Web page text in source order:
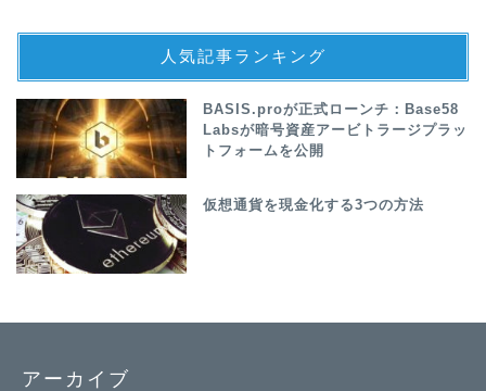
人気記事ランキング
BASIS.proが正式ローンチ：Base58
Labsが暗号資産アービトラージプラッ
トフォームを公開
仮想通貨を現金化する3つの方法
アーカイブ